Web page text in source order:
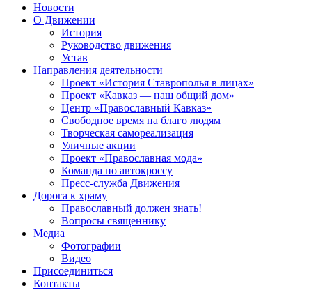
Новости
О Движении
История
Руководство движения
Устав
Направления деятельности
Проект «История Ставрополья в лицах»
Проект «Кавказ — наш общий дом»
Центр «Православный Кавказ»
Свободное время на благо людям
Творческая самореализация
Уличные акции
Проект «Православная мода»
Команда по автокроссу
Пресс-служба Движения
Дорога к храму
Православный должен знать!
Вопросы священнику
Медиа
Фотографии
Видео
Присоединиться
Контакты